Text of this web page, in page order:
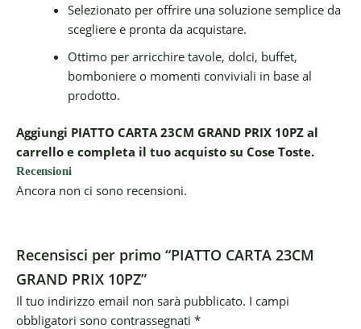
Selezionato per offrire una soluzione semplice da
scegliere e pronta da acquistare.
Ottimo per arricchire tavole, dolci, buffet,
bomboniere o momenti conviviali in base al
prodotto.
Aggiungi PIATTO CARTA 23CM GRAND PRIX 10PZ al
carrello e completa il tuo acquisto su Cose Toste.
Recensioni
Ancora non ci sono recensioni.
Recensisci per primo “PIATTO CARTA 23CM
GRAND PRIX 10PZ”
Il tuo indirizzo email non sarà pubblicato. I campi
obbligatori sono contrassegnati *